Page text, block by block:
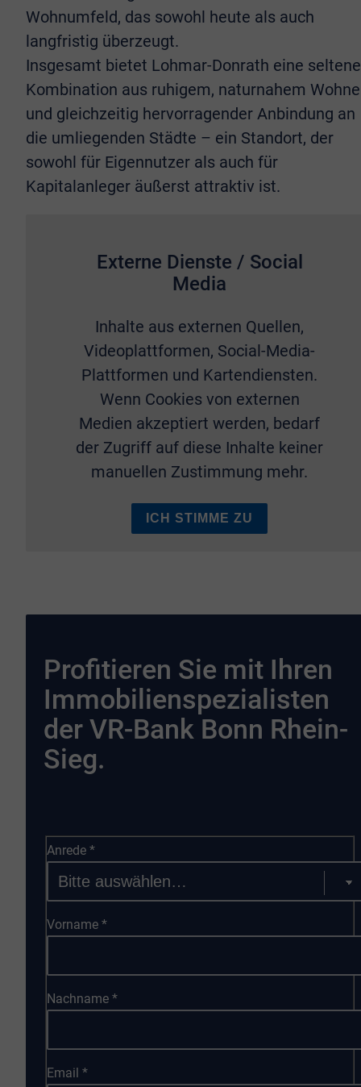
Wohnumfeld, das sowohl heute als auch
langfristig überzeugt.
Insgesamt bietet Lohmar-Donrath eine seltene
Kombination aus ruhigem, naturnahem
und gleichzeitig hervorragender Anbindung an
die umliegenden Städte – ein Standort, der
sowohl für Eigennutzer als auch für
Kapitalanleger äußerst attraktiv ist.
Externe Dienste / Social
Media
Inhalte aus externen Quellen,
Videoplattformen, Social-Media-
Plattformen und Kartendiensten.
Wenn Cookies von externen
Medien akzeptiert werden, bedarf
der Zugriff auf diese Inhalte keiner
manuellen Zustimmung mehr.
ICH STIMME ZU
Profitieren Sie mit Ihren
Immobilienspezialisten
der VR-Bank Bonn Rhein-
Sieg.
Anrede*
Vorname*
Nachname*
Email*